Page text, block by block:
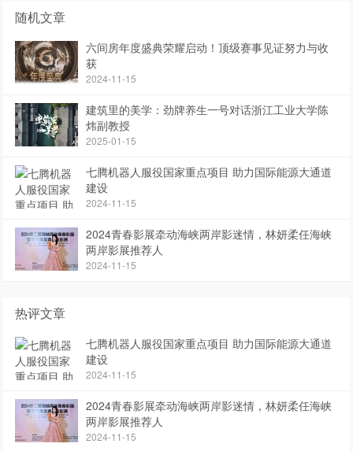
随机文章
六间房年度盛典荣耀启动！顶级赛事见证努力与收
获
2024-11-15
建筑里的美学：劲牌养生一号对话浙江工业大学陈
炜副教授
2025-01-15
七腾机器人服役国家重点项目 助力国际能源大通道
建设
2024-11-15
2024青春影展牵动海峡两岸影迷情，林妍柔任海峡
两岸影展推荐人
2024-11-15
热评文章
七腾机器人服役国家重点项目 助力国际能源大通道
建设
2024-11-15
2024青春影展牵动海峡两岸影迷情，林妍柔任海峡
两岸影展推荐人
2024-11-15